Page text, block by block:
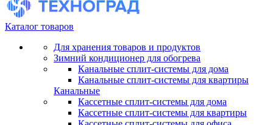
Каталог товаров
Для хранения товаров и продуктов
Зимний кондиционер для обогрева
Канальные сплит-системы для дома
Канальные сплит-системы для квартиры
Канальные
Кассетные сплит-системы для дома
Кассетные сплит-системы для квартиры